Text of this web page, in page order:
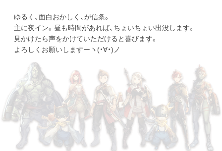
ゆるく、面白おかしく、が信条。
主に夜イン。昼も時間があれば、ちょいちょい出没します。
見かけたら声をかけていただけると喜びます。
よろしくお願いしますーヽ(・∀・)ノ